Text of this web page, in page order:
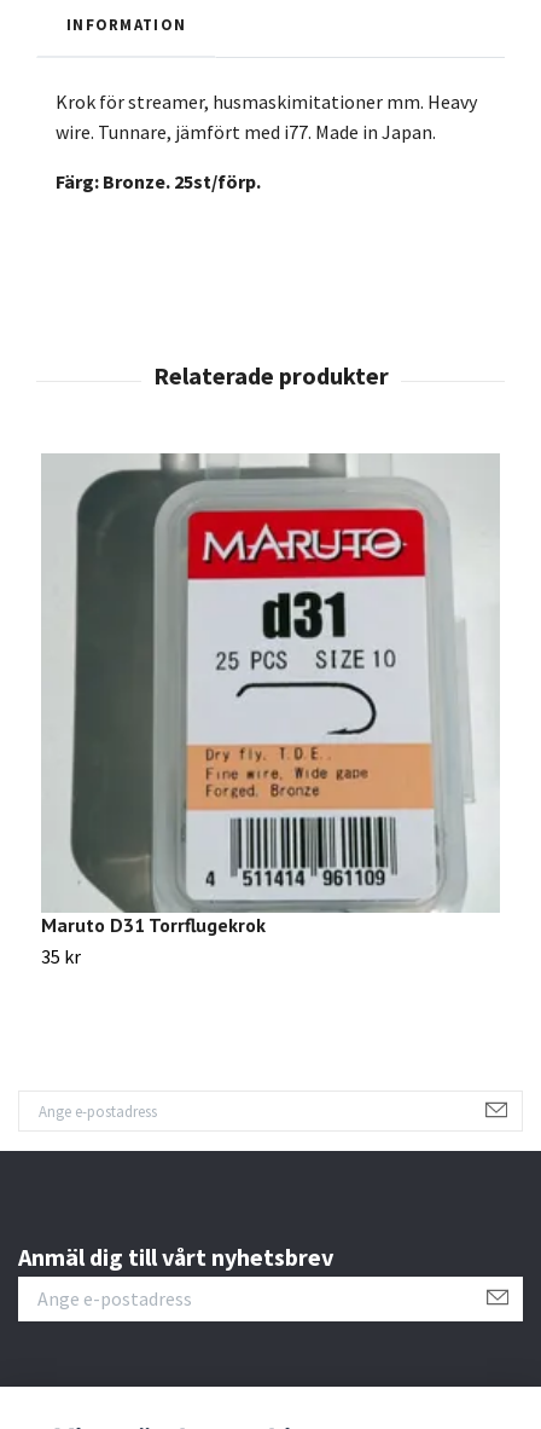
INFORMATION
Krok för streamer, husmaskimitationer mm. Heavy
wire. Tunnare, jämfört med i77. Made in Japan.
Färg: Bronze. 25st/förp.
Maruto D31 Torrflugekrok
35 kr
Anmäl dig till vårt nyhetsbrev